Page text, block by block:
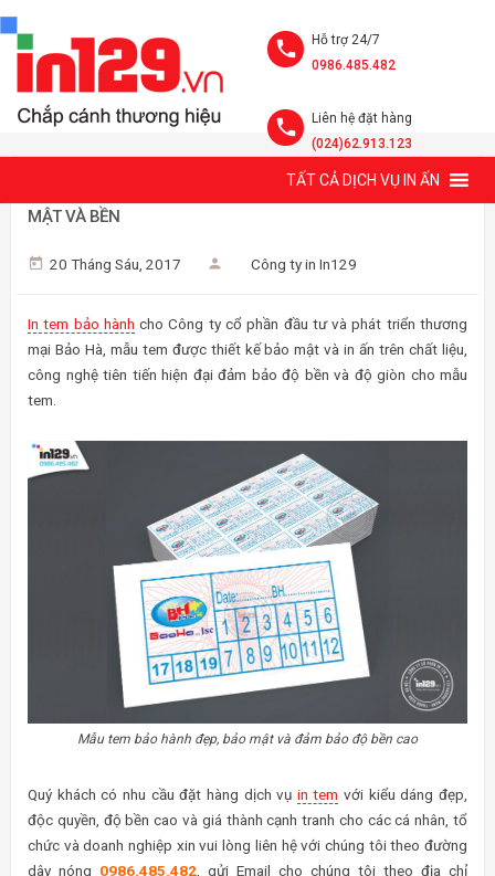
Hỗ trợ 24/7
0986.485.482
Liên hệ đặt hàng
(024)62.913.123
TẤT CẢ DỊCH VỤ IN ẤN
MẪU TEM BẢO HÀNH CÔNG TY CỔ PHẦN BẢO HÀ ĐẸP, BẢO
MẬT VÀ BỀN
20 Tháng Sáu, 2017 Công ty in In129
In tem bảo hành cho Công ty cổ phần đầu tư và phát triển thương
mại Bảo Hà, mẫu tem được thiết kế bảo mật và in ấn trên chất liệu,
công nghệ tiên tiến hiện đại đảm bảo độ bền và độ giòn cho mẫu
tem.
Mẫu tem bảo hành đẹp, bảo mật và đảm bảo độ bền cao
Quý khách có nhu cầu đặt hàng dịch vụ in tem với kiểu dáng đẹp,
độc quyền, độ bền cao và giá thành cạnh tranh cho các cá nhân, tổ
chức và doanh nghiệp xin vui lòng liên hệ với chúng tôi theo đường
dây nóng 0986.485.482 , gửi Email cho chúng tôi theo địa chỉ